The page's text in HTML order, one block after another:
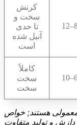
کرنش
سخت و
تا حدی
آنیل شده
است
کاملاً
سخت
سخت
معمولی هستند; خواص
و تولید متفاوت